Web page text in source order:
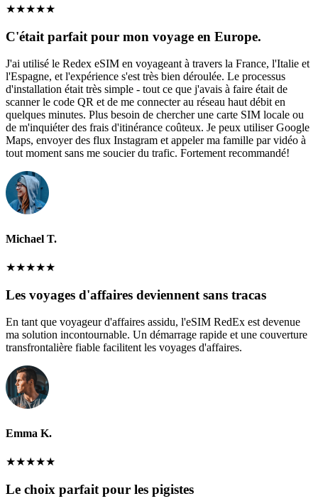
★★★★★
C'était parfait pour mon voyage en Europe.
J'ai utilisé le Redex eSIM en voyageant à travers la France, l'Italie et
l'Espagne, et l'expérience s'est très bien déroulée. Le processus
d'installation était très simple - tout ce que j'avais à faire était de
scanner le code QR et de me connecter au réseau haut débit en
quelques minutes. Plus besoin de chercher une carte SIM locale ou
de m'inquiéter des frais d'itinérance coûteux. Je peux utiliser Google
Maps, envoyer des flux Instagram et appeler ma famille par vidéo à
tout moment sans me soucier du trafic. Fortement recommandé!
Michael T.
★★★★★
Les voyages d'affaires deviennent sans tracas
En tant que voyageur d'affaires assidu, l'eSIM RedEx est devenue
ma solution incontournable. Un démarrage rapide et une couverture
transfrontalière fiable facilitent les voyages d'affaires.
Emma K.
★★★★★
Le choix parfait pour les pigistes